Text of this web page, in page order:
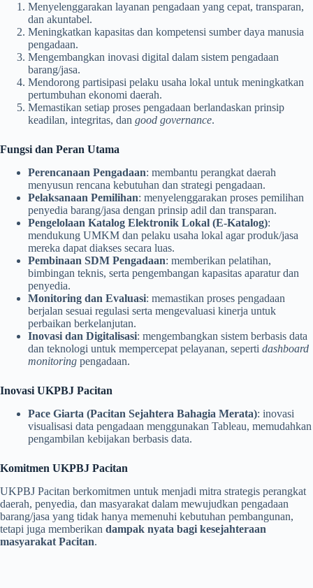
Menyelenggarakan layanan pengadaan yang cepat, transparan,
dan akuntabel.
Meningkatkan kapasitas dan kompetensi sumber daya manusia
pengadaan.
Mengembangkan inovasi digital dalam sistem pengadaan
barang/jasa.
Mendorong partisipasi pelaku usaha lokal untuk meningkatkan
pertumbuhan ekonomi daerah.
Memastikan setiap proses pengadaan berlandaskan prinsip
keadilan, integritas, dan good governance.
Fungsi dan Peran Utama
Perencanaan Pengadaan: membantu perangkat daerah
menyusun rencana kebutuhan dan strategi pengadaan.
Pelaksanaan Pemilihan: menyelenggarakan proses pemilihan
penyedia barang/jasa dengan prinsip adil dan transparan.
Pengelolaan Katalog Elektronik Lokal (E-Katalog):
mendukung UMKM dan pelaku usaha lokal agar produk/jasa
mereka dapat diakses secara luas.
Pembinaan SDM Pengadaan: memberikan pelatihan,
bimbingan teknis, serta pengembangan kapasitas aparatur dan
penyedia.
Monitoring dan Evaluasi: memastikan proses pengadaan
berjalan sesuai regulasi serta mengevaluasi kinerja untuk
perbaikan berkelanjutan.
Inovasi dan Digitalisasi: mengembangkan sistem berbasis data
dan teknologi untuk mempercepat pelayanan, seperti dashboard
monitoring pengadaan.
Inovasi UKPBJ Pacitan
Pace Giarta (Pacitan Sejahtera Bahagia Merata): inovasi
visualisasi data pengadaan menggunakan Tableau, memudahkan
pengambilan kebijakan berbasis data.
Komitmen UKPBJ Pacitan
UKPBJ Pacitan berkomitmen untuk menjadi mitra strategis perangkat
daerah, penyedia, dan masyarakat dalam mewujudkan pengadaan
barang/jasa yang tidak hanya memenuhi kebutuhan pembangunan,
tetapi juga memberikan dampak nyata bagi kesejahteraan
masyarakat Pacitan.